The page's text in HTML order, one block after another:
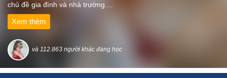
chủ đề gia đình và nhà trường....
Xem thêm
và 112.863 người khác đang học